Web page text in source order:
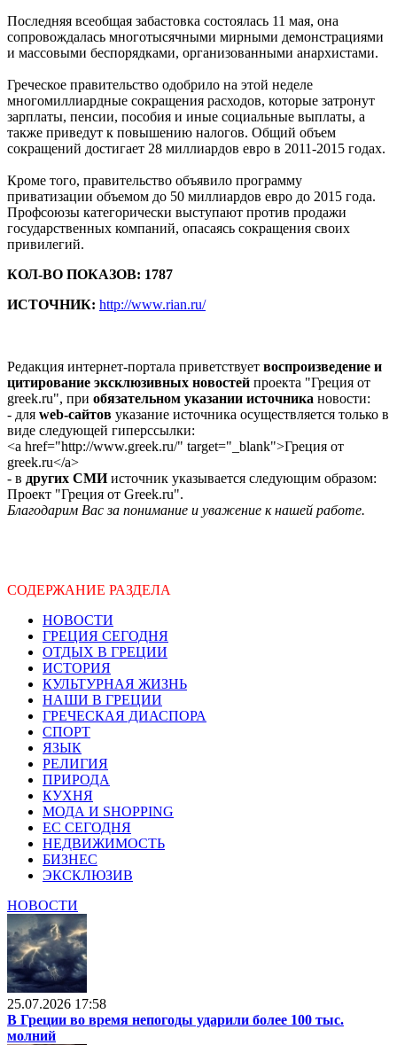
Последняя всеобщая забастовка состоялась 11 мая, она
сопровождалась многотысячными мирными демонстрациями
и массовыми беспорядками, организованными анархистами.
Греческое правительство одобрило на этой неделе
многомиллиардные сокращения расходов, которые затронут
зарплаты, пенсии, пособия и иные социальные выплаты, а
также приведут к повышению налогов. Общий объем
сокращений достигает 28 миллиардов евро в 2011-2015 годах.
Кроме того, правительство объявило программу
приватизации объемом до 50 миллиардов евро до 2015 года.
Профсоюзы категорически выступают против продажи
государственных компаний, опасаясь сокращения своих
привилегий.
КОЛ-ВО ПОКАЗОВ: 1787
ИСТОЧНИК: http://www.rian.ru/
Редакция интернет-портала приветствует воспроизведение и
цитирование эксклюзивных новостей проекта "Греция от
greek.ru", при обязательном указании источника новости:
- для web-сайтов указание источника осуществляется только в
виде следующей гиперссылки:
<a href="http://www.greek.ru/" target="_blank">Греция от
greek.ru</a>
- в других СМИисточник указывается следующим образом:
Проект "Греция от Greek.ru".
Благодарим Вас за понимание и уважение к нашей работе.
СОДЕРЖАНИЕ РАЗДЕЛА
НОВОСТИ
ГРЕЦИЯ СЕГОДНЯ
ОТДЫХ В ГРЕЦИИ
ИСТОРИЯ
КУЛЬТУРНАЯ ЖИЗНЬ
НАШИ В ГРЕЦИИ
ГРЕЧЕСКАЯ ДИАСПОРА
СПОРТ
ЯЗЫК
РЕЛИГИЯ
ПРИРОДА
КУХНЯ
МОДА И SHOPPING
ЕС СЕГОДНЯ
НЕДВИЖИМОСТЬ
БИЗНЕС
ЭКСКЛЮЗИВ
НОВОСТИ
25.07.2026 17:58
В Греции во время непогоды ударили более 100 тыс.
молний